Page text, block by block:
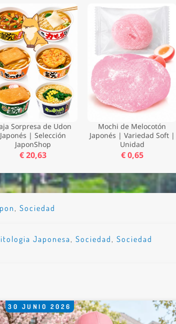
Sorpresa de Udon
Japonés | Selección
JaponShop
€ 20,63
Mochi de Melocotón
Japonés | Variedad Soft |
Unidad
€ 0,65
,Sociedad
Japonesa,Sociedad,Sociedad
30 JUNIO 2026